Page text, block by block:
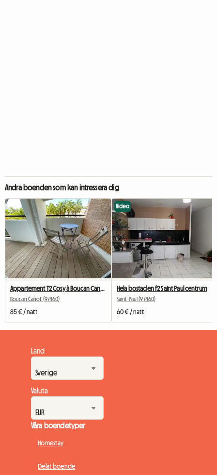
Andra boenden som kan intressera dig
Boucan Canot (97460)
85 € / natt
Video
Hela bostaden f2 Saint Paul centrum
Saint-Paul (97460)
60 € / natt
Land
Valuta
Våra boendetyper
Homestay
Delat boende